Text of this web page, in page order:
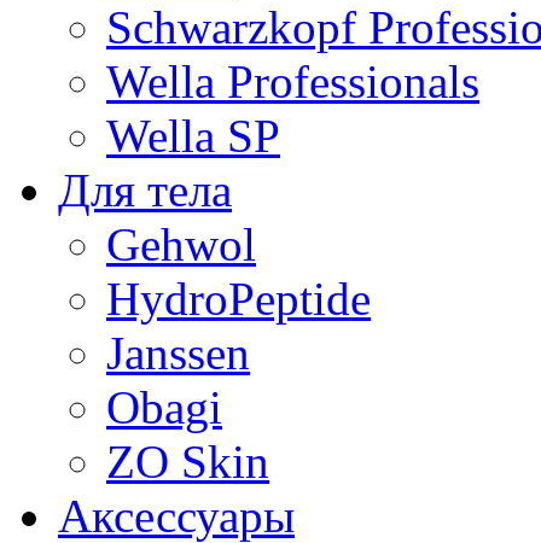
Schwarzkopf
Wella Professionals
Wella SP
Для тела
Gehwol
HydroPeptide
Janssen
Obagi
ZO Skin
Aксессуары